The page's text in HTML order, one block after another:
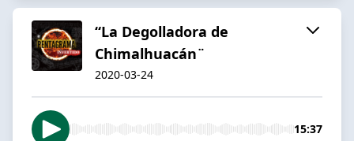
“La Degolladora de
Chimalhuacán¨
2020-03-24
15:37